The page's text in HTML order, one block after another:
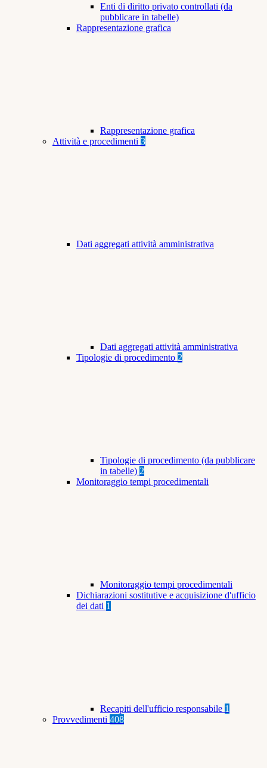
Enti di diritto privato controllati (da
pubblicare in tabelle)
Rappresentazione grafica
Rappresentazione grafica
Attività e procedimenti 3
Dati aggregati attività amministrativa
Dati aggregati attività amministrativa
Tipologie di procedimento 2
Tipologie di procedimento (da pubblicare
in tabelle) 2
Monitoraggio tempi procedimentali
Monitoraggio tempi procedimentali
Dichiarazioni sostitutive e acquisizione d'ufficio
dei dati 1
Recapiti dell'ufficio responsabile 1
Provvedimenti 408